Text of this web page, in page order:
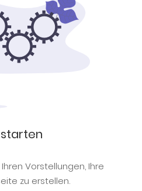
Vorstellungen, Ihre
zu erstellen.